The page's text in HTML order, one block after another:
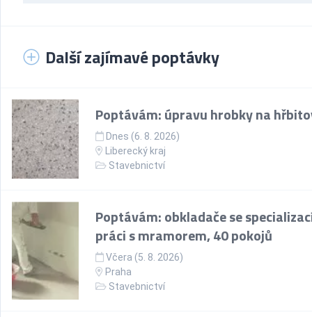
Další zajímavé poptávky
Poptávám: úpravu hrobky na
Dnes (6. 8. 2026)
Liberecký kraj
Stavebnictví
Poptávám: obkladače se
práci s mramorem, 40 pokojů
Včera (5. 8. 2026)
Praha
Stavebnictví